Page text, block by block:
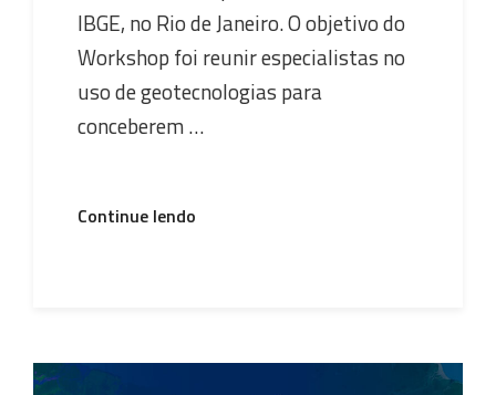
IBGE, no Rio de Janeiro. O objetivo do
Workshop foi reunir especialistas no
uso de geotecnologias para
conceberem …
Continue lendo
Brasil””